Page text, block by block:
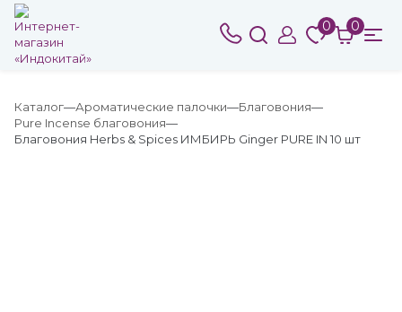
0 0
Каталог Ароматические палочки
Благовония
Pure Incense благовония
Благовония Herbs & Spices ИМБИРЬ Ginger PURE IN 10 шт